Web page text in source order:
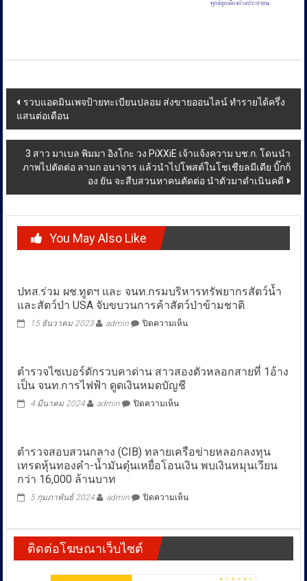
Post
navigation
รวบแอดมินเพจป้ายทะเบียนปลอม ส่งขายออนไลน์ ทำรายได้ครึ่ง
แสนต่อเดือน
3 สาว มาเบล พิมมา อิงโกะ วง PiXXiE เจ้าแจ้งความ บช.ก. โดนนำ
ภาพไปตัดต่อ ลามก อนาจาร แล้วนำไปโพสต์ในโชเชียลมีเดีย บิ๊กก้
อง ยัน จะสืบสวนหาคนตัดต่อ นำตัวมาดำเนินคดี
You May Also Like
ปทส.ร่วม ผช.ทูตฯ และ จนท.กรมบริหารทรัพยากรสัตว์น้ำ
และสัตว์ป่า USA จับขบวนการค้าสัตว์ป่าข้ามชาติ
15 ธันวาคม 2023 admin ปิดความเห็นบน
จนท.กรม
สัตว์
ป่า
USA
ขบวนการ
ป่า
ตำรวจไซเบอร์ดักรวบคาด่าน สาวสองตัวหลอกสายที่ 1อ้าง
เป็น จนท.การไฟฟ้า ดูดเงินหมดบัญชี
4 มีนาคม 2024 admin ปิดความเห็นบน
รวบ
คา
สอง
สาย
1อ้าง
ตำรวจสอบสวนกลาง (CIB) ทลายเครือข่ายหลอกลงทุน
เทรดหุ้นทองคำ-น้ำมันตุ๋นเหยื่อโอนเงิน พบเงินหมุนเวียน
กว่า 16,000 ล้านบาท
5 กุมภาพันธ์ 2024 admin ปิดความเห็นบน
ติดต่อโฆษณาเว็บไซต์